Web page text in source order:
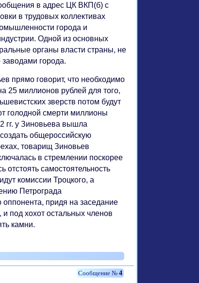
в адрес ЦК ВКП(б) с
в трудовых коллективах
города и
Одной из основных
органы власти страны, не
города.
прямо говорит, что необходимо
25 миллионов рублей для того,
зверств потом будут
голодной смерти миллионы
гг. у Зиновьева вышла
общероссийскую
товарищ Зиновьев
в стремлении поскорее
самостоятельность
комиссии Троцкого, а
Петрограда
оппонента, придя на заседание
под хохот остальных членов
камни.
4